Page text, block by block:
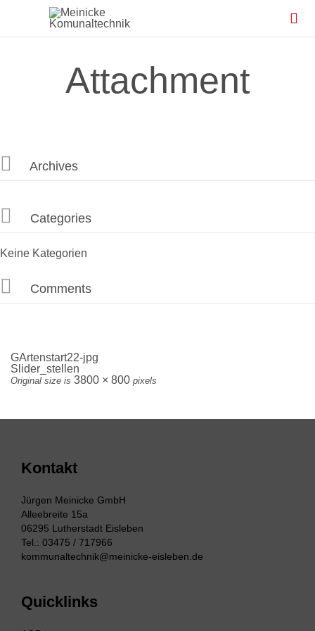

Attachment
 Archives
 Categories
Keine Kategorien
 Comments
GArtenstart22-jpg
Slider_stellen
Original size is 3800 × 800 pixels
Kontakt
Jürgen Meinicke GmbH
Alleebreite 15a
06295 Lutherstadt Eisleben
Tel.: 03475 / 717966
kommunaltechnik@meinicke-eisleben.de
Quicklinks